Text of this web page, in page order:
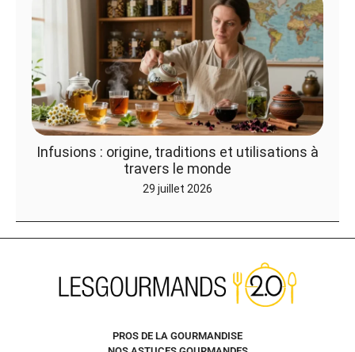
Infusions : origine, traditions et utilisations à
travers le monde
29 juillet 2026
PROS DE LA GOURMANDISE